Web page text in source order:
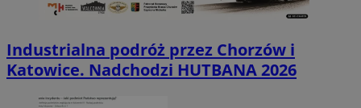
Industrialna podróż przez Chorzów i
Katowice. Nadchodzi HUTBANA 2026